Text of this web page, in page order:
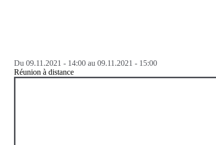
Du 09.11.2021 - 14:00 au 09.11.2021 - 15:00
Réunion à distance